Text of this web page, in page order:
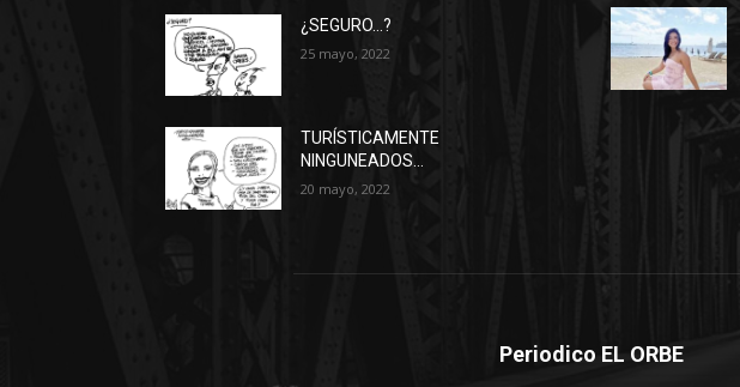
¿SEGURO…?
25 mayo, 2022
TURÍSTICAMENTE
NINGUNEADOS…
20 mayo, 2022
Periodico EL ORBE